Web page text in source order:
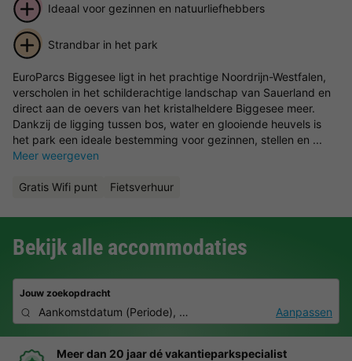
Ideaal voor gezinnen en natuurliefhebbers
Strandbar in het park
EuroParcs Biggesee ligt in het prachtige Noordrijn-Westfalen,
verscholen in het schilderachtige landschap van Sauerland en
direct aan de oevers van het kristalheldere Biggesee meer.
Dankzij de ligging tussen bos, water en glooiende heuvels is
het park een ideale bestemming voor gezinnen, stellen en ...
Meer weergeven
Gratis Wifi punt Fietsverhuur
Bekijk alle accommodaties
Jouw zoekopdracht
Aankomstdatum (Periode), 2 personen, 0 huisdierAanpassen
Boek eenvoudig en zonder stress